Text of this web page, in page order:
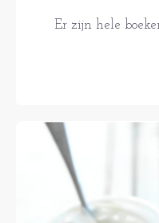
Er zijn hele